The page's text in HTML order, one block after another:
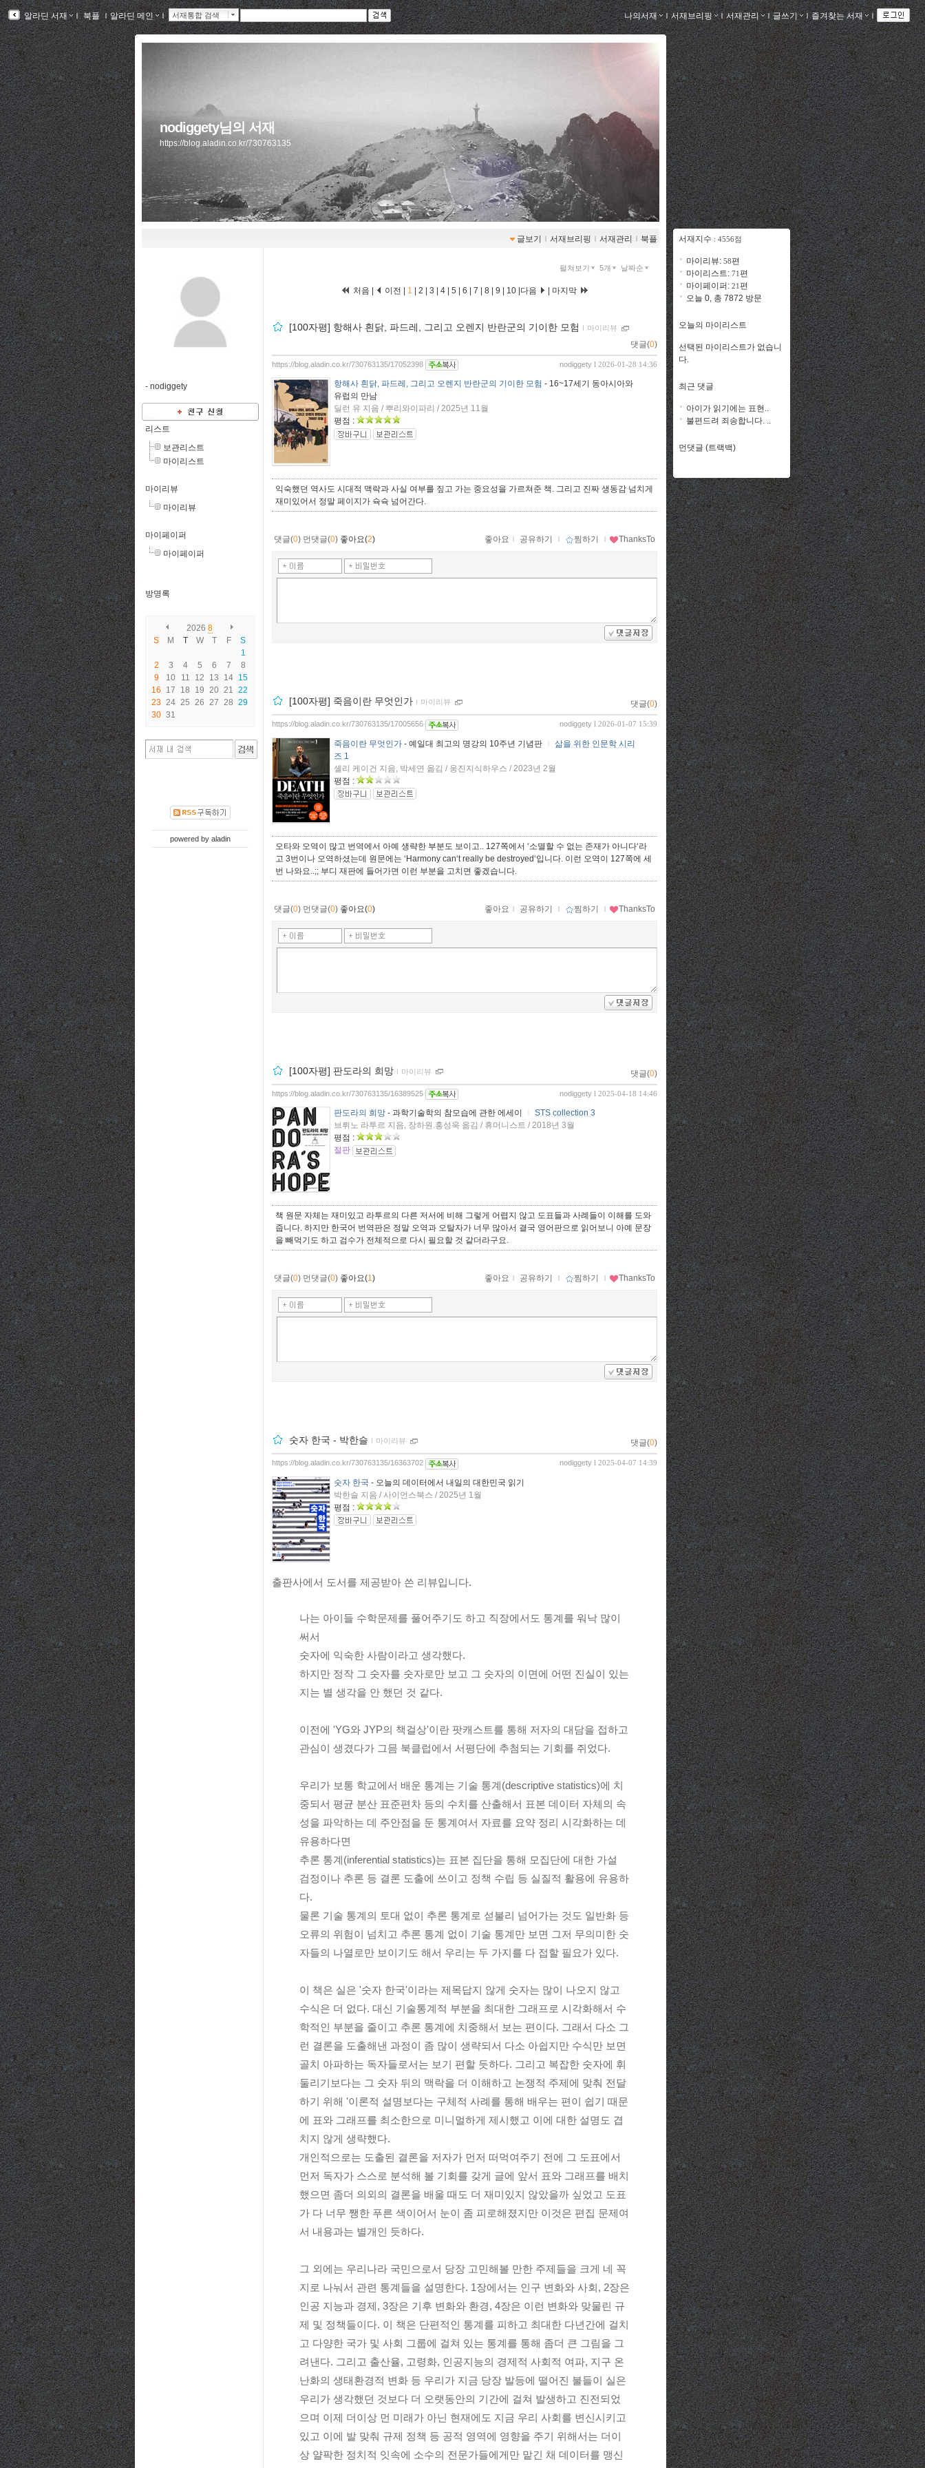
알라딘 서재 ｌ북플ｌ알라딘 메인 ｌ 서재통합 검색 나의서재 ｌ서재브리핑 ｌ서재관리 ｌ글쓰기 ｌ즐겨찾는 서재 ｌ
nodiggety님의 서재
https://blog.aladin.co.kr/730763135
글보기 ｌ 서재브리핑 ｌ 서재관리 ｌ 북플
- nodiggety
리스트
보관리스트
마이리스트
마이리뷰
마이리뷰
마이페이퍼
마이페이퍼
방명록
2026 8
S
M T W T F
S
1
2
3 4 5 6 7
8
9
10 11 12 13 14 15
16
17 18 19 20 21 22
23 24 25 26 27 28 29
30 31
powered by aladin
펼쳐보기 5개 날짜순
처음 | 이전 | 1 2 3 4 5 6 7 8 9 10 다음 마지막
[100자평] 항해사 흰닭, 파드레, 그리고 오렌지 반란군의 기이한 모험 ｌ 마이리뷰
댓글(0)
nodiggety l 2026-01-28 14:36
https://blog.aladin.co.kr/730763135/17052398
항해사 흰닭, 파드레, 그리고 오렌지 반란군의 기이한 모험 - 16~17세기 동아시아와
유럽의 만남
딜런 유 지음 / 뿌리와이파리 / 2025년 11월
평점 :
익숙했던 역사도 시대적 맥락과 사실 여부를 짚고 가는 중요성을 가르쳐준 책. 그리고 진짜 생동감 넘치게
재미있어서 정말 페이지가 슉슉 넘어간다.
댓글(0) 먼댓글(0) 좋아요(2) 좋아요 ｌ 공유하기 ｌ 찜하기 ｌ ThanksTo
[100자평] 죽음이란 무엇인가 ｌ 마이리뷰 댓글(0)
nodiggety l 2026-01-07 15:39
https://blog.aladin.co.kr/730763135/17005656
죽음이란 무엇인가 - 예일대 최고의 명강의 10주년 기념판
삶을 위한 인문학 시리
즈 1
셸리 케이건 지음, 박세연 옮김 / 웅진지식하우스 / 2023년 2월
평점 :
오타와 오역이 많고 번역에서 아예 생략한 부분도 보이고.. 127쪽에서 ‘소멸할 수 없는 존재가 아니다‘라
고 3번이나 오역하셨는데 원문에는 ‘Harmony can‘t really be destroyed‘입니다. 이런 오역이 127쪽에 세
번 나와요..;; 부디 재판에 들어가면 이런 부분을 고치면 좋겠습니다.
댓글(0) 먼댓글(0) 좋아요(0) 좋아요 ｌ 공유하기 ｌ 찜하기 ｌ ThanksTo
[100자평] 판도라의 희망 ｌ 마이리뷰 댓글(0)
nodiggety l 2025-04-18 14:46
https://blog.aladin.co.kr/730763135/16389525
판도라의 희망 - 과학기술학의 참모습에 관한 에세이
STS collection 3
브뤼노 라투르 지음, 장하원.홍성욱 옮김 / 휴머니스트 / 2018년 3월
평점 :
절판
책 원문 자체는 재미있고 라투르의 다른 저서에 비해 그렇게 어렵지 않고 도표들과 사례들이 이해를 도와
줍니다. 하지만 한국어 번역판은 정말 오역과 오탈자가 너무 많아서 결국 영어판으로 읽어보니 아예 문장
을 빼먹기도 하고 검수가 전체적으로 다시 필요할 것 같더라구요.
댓글(0) 먼댓글(0) 좋아요(1) 좋아요 ｌ 공유하기 ｌ 찜하기 ｌ ThanksTo
숫자 한국 - 박한슬 ｌ 마이리뷰 댓글(0)
nodiggety l 2025-04-07 14:39
https://blog.aladin.co.kr/730763135/16363702
숫자 한국 - 오늘의 데이터에서 내일의 대한민국 읽기
박한슬 지음 / 사이언스북스 / 2025년 1월
평점 :
출판사에서 도서를 제공받아 쓴 리뷰입니다.
나는 아이들 수학문제를 풀어주기도 하고 직장에서도 통계를 워낙 많이
써서
숫자에 익숙한 사람이라고 생각했다.
하지만 정작 그 숫자를 숫자로만 보고 그 숫자의 이면에 어떤 진실이 있는
지는 별 생각을 안 했던 것 같다.
이전에 'YG와 JYP의 책걸상'이란 팟캐스트를 통해 저자의 대담을 접하고
관심이 생겼다가 그믐 북클럽에서 서평단에 추첨되는 기회를 쥐었다.
우리가 보통 학교에서 배운 통계는 기술 통계(descriptive statistics)에 치
중되서 평균 분산 표준편차 등의 수치를 산출해서 표본 데이터 자체의 속
성을 파악하는 데 주안점을 둔 통계여서 자료를 요약 정리 시각화하는 데
유용하다면
추론 통계(inferential statistics)는 표본 집단을 통해 모집단에 대한 가설
검정이나 추론 등 결론 도출에 쓰이고 정책 수립 등 실질적 활용에 유용하
다.
물론 기술 통계의 토대 없이 추론 통계로 섣불리 넘어가는 것도 일반화 등
오류의 위험이 넘치고 추론 통계 없이 기술 통계만 보면 그저 무의미한 숫
자들의 나열로만 보이기도 해서 우리는 두 가지를 다 접할 필요가 있다.
이 책은 실은 '숫자 한국'이라는 제목답지 않게 숫자는 많이 나오지 않고
수식은 더 없다. 대신 기술통계적 부분을 최대한 그래프로 시각화해서 수
학적인 부분을 줄이고 추론 통계에 치중해서 보는 편이다. 그래서 다소 그
런 결론을 도출해낸 과정이 좀 많이 생략되서 다소 아쉽지만 수식만 보면
골치 아파하는 독자들로서는 보기 편할 듯하다. 그리고 복잡한 숫자에 휘
둘리기보다는 그 숫자 뒤의 맥락을 더 이해하고 논쟁적 주제에 맞춰 전달
하기 위해 '이론적 설명보다는 구체적 사례를 통해 배우는 편이 쉽기 때문
에 표와 그래프를 최소한으로 미니멀하게 제시했고 이에 대한 설명도 겹
치지 않게 생략했다.
개인적으로는 도출된 결론을 저자가 먼저 떠먹여주기 전에 그 도표에서
먼저 독자가 스스로 분석해 볼 기회를 갖게 글에 앞서 표와 그래프를 배치
했으면 좀더 의외의 결론을 배울 때도 더 재미있지 않았을까 싶었고 도표
가 다 너무 쨍한 푸른 색이어서 눈이 좀 피로해졌지만 이것은 편집 문제여
서 내용과는 별개인 듯하다.
그 외에는 우리나라 국민으로서 당장 고민해볼 만한 주제들을 크게 네 꼭
지로 나눠서 관련 통계들을 설명한다. 1장에서는 인구 변화와 사회, 2장은
인공 지능과 경제, 3장은 기후 변화와 환경, 4장은 이런 변화와 맞물린 규
제 및 정책들이다. 이 책은 단편적인 통계를 피하고 최대한 다년간에 걸치
고 다양한 국가 및 사회 그룹에 걸쳐 있는 통계를 통해 좀더 큰 그림을 그
려낸다. 그리고 출산율, 고령화, 인공지능의 경제적 사회적 여파, 지구 온
난화의 생태환경적 변화 등 우리가 지금 당장 발등에 떨어진 불들이 실은
우리가 생각했던 것보다 더 오랫동안의 기간에 걸쳐 발생하고 진전되었
으며 이제 더이상 먼 미래가 아닌 현재에도 지금 우리 사회를 변신시키고
있고 이에 발 맞춰 규제 정책 등 공적 영역에 영향을 주기 위해서는 더이
상 얄팍한 정치적 잇속에 소수의 전문가들에게만 맡긴 채 데이터를 맹신
서재지수 : 4556점
마이리뷰: 58편
마이리스트: 71편
마이페이퍼: 21편
오늘 0, 총 7872 방문
오늘의 마이리스트
선택된 마이리스트가 없습니
다.
최근 댓글
아이가 읽기에는 표현..
불편드려 죄송합니다. ..
먼댓글 (트랙백)